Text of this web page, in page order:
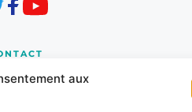
aux
Horizons 1
Cressonnière